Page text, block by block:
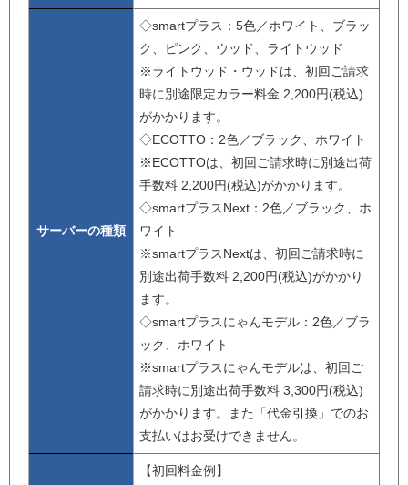
サーバーの種類
◇smartプラス：5色／ホワイト、ブラッ
ク、ピンク、ウッド、ライトウッド
※ライトウッド・ウッドは、初回ご請求
時に別途限定カラー料金 2,200円(税込)
がかかります。
◇ECOTTO：2色／ブラック、ホワイト
※ECOTTOは、初回ご請求時に別途出荷
手数料 2,200円(税込)がかかります。
◇smartプラスNext：2色／ブラック、ホ
ワイト
※smartプラスNextは、初回ご請求時に
別途出荷手数料 2,200円(税込)がかかり
ます。
◇smartプラスにゃんモデル：2色／ブラ
ック、ホワイト
※smartプラスにゃんモデルは、初回ご
請求時に別途出荷手数料 3,300円(税込)
がかかります。また「代金引換」でのお
支払いはお受けできません。
【初回料金例】